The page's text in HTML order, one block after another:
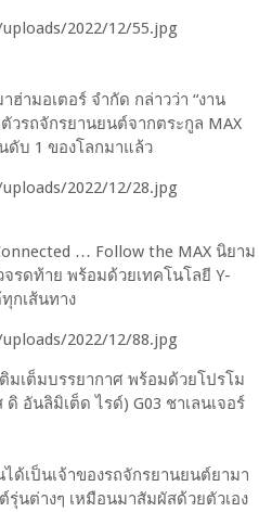
ามอเตอร์ จำกัด กล่าวว่า “งาน
รถจักรยานยนต์จากตระกูล MAX
ดับ 1 ของโลกมาแล้ว
… Follow the MAX นิยาม
รดท้าย พร้อมด้วยเทคโนโลยี Y-
กเส้นทาง
เต็มบรรยากาศ พร้อมด้วยโปรโม
อันลิมิเต็ด ไรด์) G03 ชาเลนเจอร์
ด้เป็นเจ้าของรถจักรยานยนต์ยามา
รุ่นต่างๆ เหมือนมาสัมผัสด้วยตัวเอง